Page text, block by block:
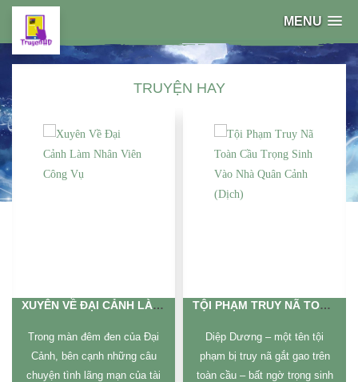
MENU
TRUYỆN HAY
TỘI PHẠM TRUY NÃ TOÀN CẦU TRỌNG SINH VÀO NHÀ QUÂN CẢNH (DỊCH)
Diệp Dương – một tên tội
phạm bị truy nã gắt gao trên
toàn cầu – bất ngờ trọng sinh
Cuộc đời của Oh Joo-yoon là
một chuỗi bi kịch: nợ nần
chồng chất, gia đình ly tán, và